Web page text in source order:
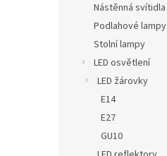
Nástěnná svítidla
Podlahové lampy
Stolní lampy
LED osvětlení
LED žárovky
E14
E27
GU10